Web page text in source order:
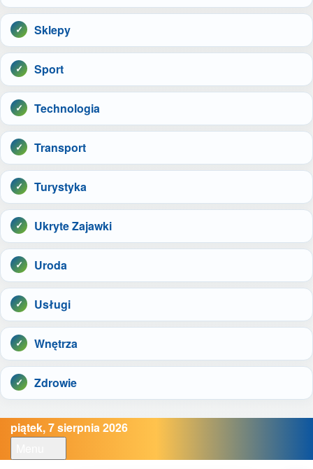
Sklepy
Sport
Technologia
Transport
Turystyka
Ukryte Zajawki
Uroda
Usługi
Wnętrza
Zdrowie
piątek, 7 sierpnia 2026